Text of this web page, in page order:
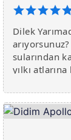
Dilek
sularından
yılkı